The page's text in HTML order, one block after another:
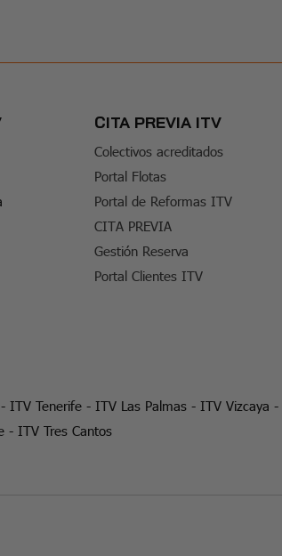
CITA PREVIA ITV
Colectivos acreditados
Portal Flotas
Portal de Reformas ITV
CITA PREVIA
Gestión Reserva
Portal Clientes ITV
ITV Tenerife- ITV Las Palmas- ITV Vizcaya -
- ITV Tres Cantos